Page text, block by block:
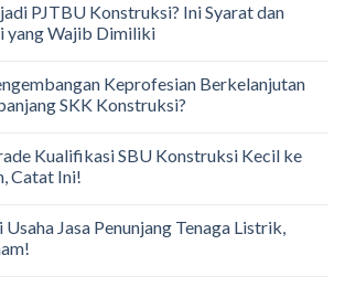
PJTBU Konstruksi? Ini Syarat dan
yang Wajib Dimiliki
Keprofesian Berkelanjutan
SKK Konstruksi?
Kualifikasi SBU Konstruksi Kecil ke
Catat Ini!
Jasa Penunjang Tenaga Listrik,